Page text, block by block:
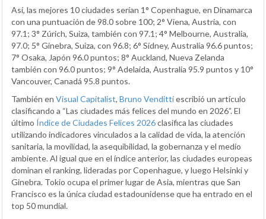
Así, las mejores 10 ciudades serían 1° Copenhague, en Dinamarca
con una puntuación de 98.0 sobre 100; 2° Viena, Austria, con
97.1; 3° Zúrich, Suiza, también con 97.1; 4° Melbourne, Australia,
97.0; 5° Ginebra, Suiza, con 96.8; 6° Sídney, Australia 96.6 puntos;
7° Osaka, Japón 96.0 puntos; 8° Auckland, Nueva Zelanda
también con 96.0 puntos; 9° Adelaida, Australia 95.9 puntos y 10°
Vancouver, Canadá 95.8 puntos.
También en Visual Capitalist, Bruno Vendittiescribió un artículo
clasificando a “Las ciudades más felices del mundo en 2026”. El
último Índice de Ciudades Felices 2026clasifica las ciudades
utilizando indicadores vinculados a la calidad de vida, la atención
sanitaria, la movilidad, la asequibilidad, la gobernanza y el medio
ambiente. Al igual que en el índice anterior, las ciudades europeas
dominan el ranking, lideradas por Copenhague, y luego Helsinki y
Ginebra. Tokio ocupa el primer lugar de Asia, mientras que San
Francisco es la única ciudad estadounidense que ha entrado en el
top 50 mundial.